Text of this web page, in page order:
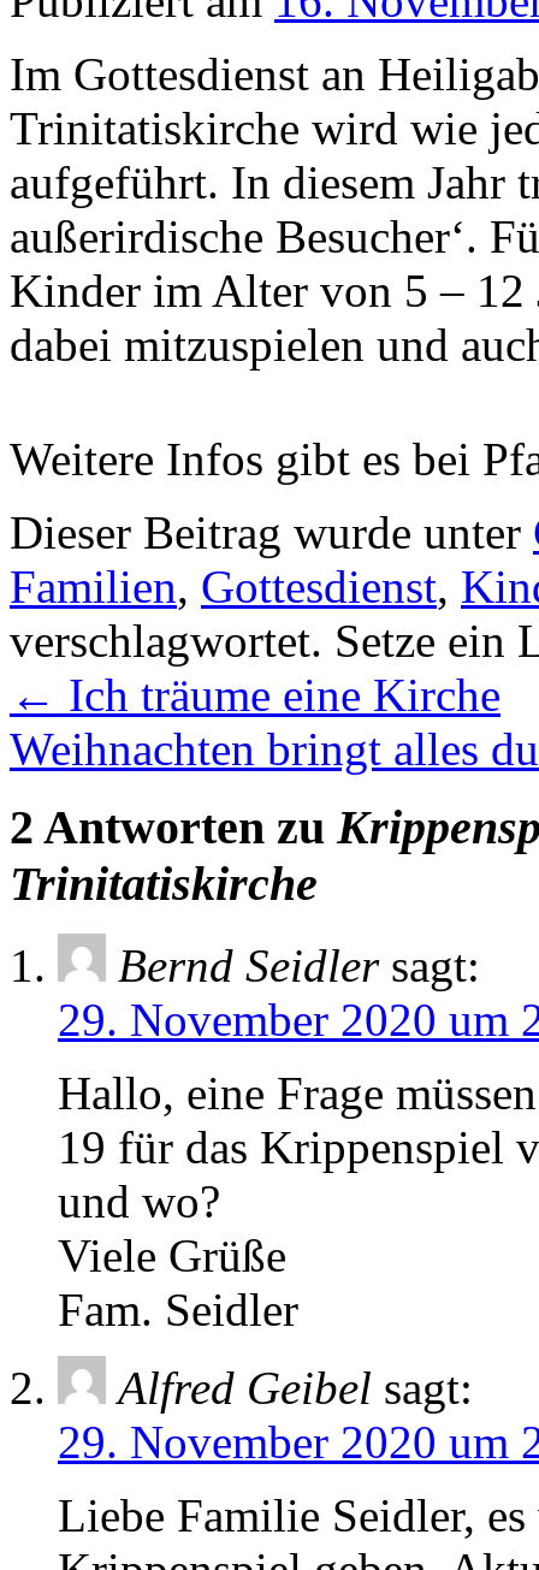
Im Gottesdienst an
Trinitatiskirche wird wie
aufgeführt. In diesem Jahr
außerirdische Besucher‘.
Kinder im Alter von 5 – 12
dabei mitzuspielen und
Weitere Infos gibt es bei
Dieser Beitrag wurde unter
Familien, Gottesdienst,
verschlagwortet. Setze ein
← Ich träume eine Kirche
Weihnachten bringt alles
2 Antworten zu
Trinitatiskirche
Bernd Seidler sagt:
29. November 2020 um
Hallo, eine Frage
19 für das Krippenspiel
und wo?
Viele Grüße
Fam. Seidler
Alfred Geibel sagt:
29. November 2020 um
Liebe Familie Seidler,